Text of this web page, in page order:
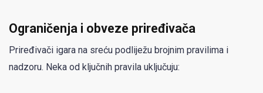
Ograničenja i obveze priređivača
Priređivači igara na sreću podliježu brojnim pravilima i
nadzoru. Neka od ključnih pravila uključuju: